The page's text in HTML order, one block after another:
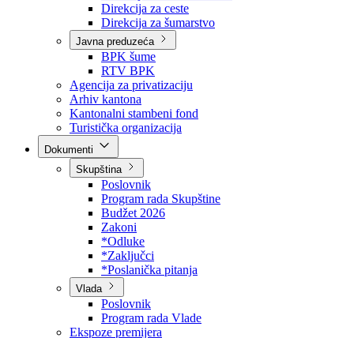
Direkcije
Direkcija za robne rezerve
Direkcija za ceste
Direkcija za šumarstvo
Javna preduzeća
BPK šume
RTV BPK
Agencija za privatizaciju
Arhiv kantona
Kantonalni stambeni fond
Turistička organizacija
Skupština
Poslovnik
Program rada Skupštine
Budžet 2026
Zakoni
*Odluke
*Zaključci
*Poslanička pitanja
Vlada